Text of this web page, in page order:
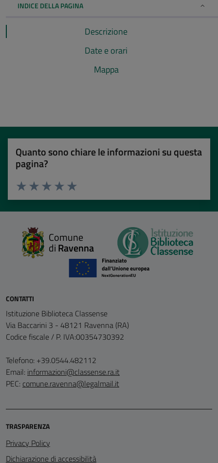
INDICE DELLA PAGINA
Descrizione
Date e orari
Mappa
Quanto sono chiare le informazioni su questa
pagina?
Valuta 5 stelle su 5
Valuta 4 stelle su 5
Valuta 3 stelle su 5
Valuta 2 stelle su 5
Valuta 1 stelle su 5
Comune
diRavenna
CONTATTI
Istituzione Biblioteca Classense
Via Baccarini 3 - 48121 Ravenna (RA)
Codice fiscale / P. IVA:00354730392
Telefono: +39.0544.482112
Email: informazioni@classense.ra.it
PEC: comune.ravenna@legalmail.it
TRASPARENZA
Privacy Policy
Dichiarazione di accessibilità